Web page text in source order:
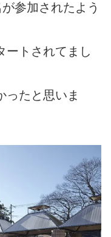
参加されたよう
ートされてまし
ったと思いま